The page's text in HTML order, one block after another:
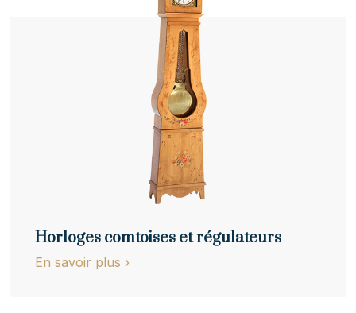
Horloges comtoises et régulateurs
En savoir plus ›